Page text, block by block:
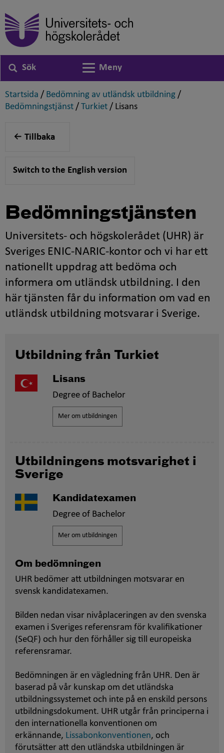
Sök
Växla navigering
Meny
Startsida ,
/ Bedömning av utländsk utbildning ,
/
Bedömningstjänst ,
/ Turkiet ,
/ Lisans,
Tillbaka
Switch to the English version
Bedömningstjänsten
Universitets- och högskolerådet (UHR) är
Sveriges ENIC-NARIC-kontor och vi har ett
nationellt uppdrag att bedöma och
informera om utländsk utbildning. I den
här tjänsten får du information om vad en
utländsk utbildning motsvarar i Sverige.
Utbildning från Turkiet
Lisans
Degree of Bachelor
Mer om utbildningen
Utbildningens motsvarighet i
Sverige
Kandidatexamen
Degree of Bachelor
Mer om utbildningen
Om bedömningen
UHR bedömer att utbildningen motsvarar en
svensk kandidatexamen.
Bilden nedan visar nivåplaceringen av den svenska
examen i Sveriges referensram för kvalifikationer
(SeQF) och hur den förhåller sig till europeiska
referensramar.
Bedömningen är en vägledning från UHR. Den är
baserad på vår kunskap om det utländska
utbildningssystemet och inte på en enskild persons
utbildningsdokument. UHR utgår från principerna i
den internationella konventionen om
erkännande, Lissabonkonventionen, och
förutsätter att den utländska utbildningen är